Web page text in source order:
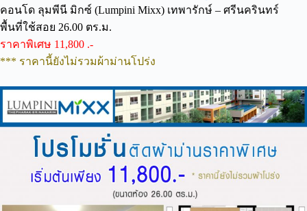
คอนโด ลุมพีนี มิกซ์ (Lumpini Mixx) เทพารักษ์ – ศรีนครินทร์
พื้นที่ใช้สอย 26.00 ตร.ม.
ราคาพิเศษ 11,800 .-
*** ราคานี้ยังไม่รวมผ้าม่านโปร่ง